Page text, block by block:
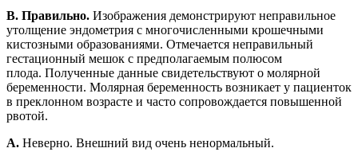
B. Правильно. Изображения демонстрируют неправильное
утолщение эндометрия с многочисленными крошечными
кистозными образованиями. Отмечается неправильный
гестационный мешок с предполагаемым полюсом
плода. Полученные данные свидетельствуют о молярной
беременности. Молярная беременность возникает у пациенток
в преклонном возрасте и часто сопровождается повышенной
рвотой.
A. Неверно. Внешний вид очень ненормальный.